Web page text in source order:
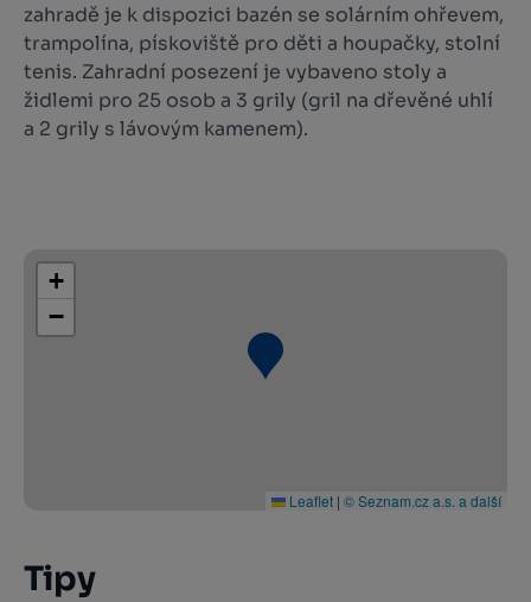
zahradě je k dispozici bazén se solárním ohřevem,
trampolína, pískoviště pro děti a houpačky, stolní
tenis. Zahradní posezení je vybaveno stoly a
židlemi pro 25 osob a 3 grily (gril na dřevěné uhlí
a 2 grily s lávovým kamenem).
+
−
Leaflet | © Seznam.cz a.s. a další
Tipy